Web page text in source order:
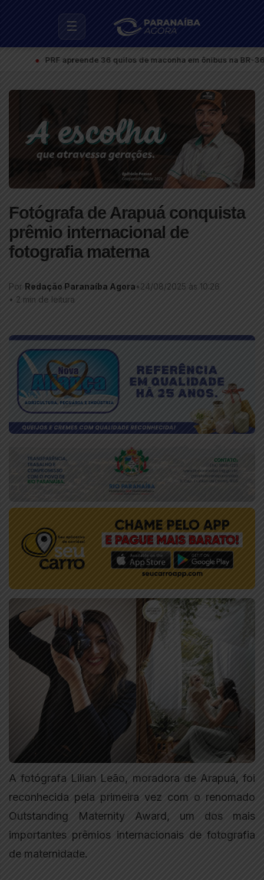
☰
PRF apreende 36 quilos de maconha em ônibus na BR-365 e
Fotógrafa de Arapuá conquista
prêmio internacional de
fotografia materna
Por Redação Paranaíba Agora•24/08/2025 às 10:26
• 2 min de leitura
A fotógrafa Lilian Leão, moradora de Arapuá, foi
reconhecida pela primeira vez com o renomado
Outstanding Maternity Award, um dos mais
importantes prêmios internacionais de fotografia
de maternidade.